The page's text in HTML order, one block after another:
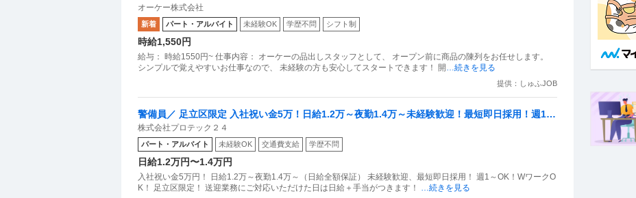
がメイン！オープン前の商品陳列をお任せします／1日2時間でOK！接客は一切ありません
オーケー株式会社
新着 パート・アルバイト 未経験OK 学歴不問 シフト制
時給1,550円
給与： 時給1550円~ 仕事内容： オーケーの品出しスタッフとして、 オープン前に商品の陳列をお任せします。
シンプルで覚えやすいお仕事なので、 未経験の方も安心してスタートできます！ 開 …続きを見る
提供：しゅふJOB
警備員／ 足立区限定 入社祝い金5万！日給1.2万～夜勤1.4万～未経験歓迎！最短即日採用！週1～
OK！
株式会社プロテック２４
パート・アルバイト 未経験OK 交通費支給 学歴不問
日給1.2万円〜1.4万円
入社祝い金5万円！ 日給1.2万～夜勤1.4万～（日給全額保証） 未経験歓迎、最短即日採用！ 週1～OK！WワークO
K！ 足立区限定！ 送迎業務にご対応いただけた日は日給＋手当がつきます！ …続きを見る